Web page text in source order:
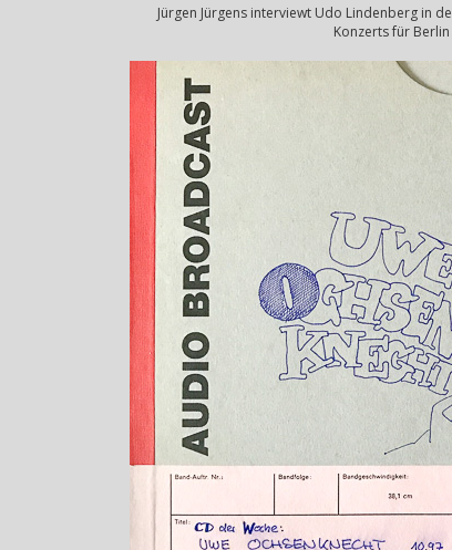
Jürgen Jürgens interviewt Udo Lindenberg in
Konzerts für